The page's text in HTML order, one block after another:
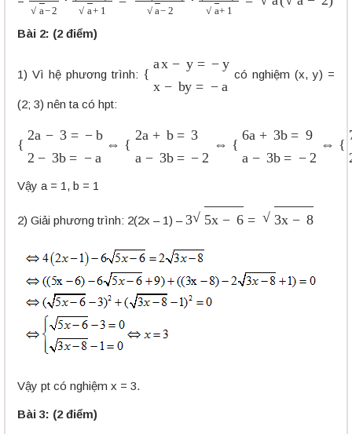
Bài 2: (2 điểm)
1) Vì hệ phương trình: {ax− y=− yx −by −
có nghiệm (x, y) =
(2; 3) nên ta có hpt:
{ 2a− 3 =− b 2− 3b a ⇔ {2 a+b =3 =−2 ⇔ {6a+ 3b a−
Vậy a = 1, b = 1
2) Giải phương trình: 2(2x – 1) – 35 x−6=3x 8
Vậy pt có nghiệm x = 3.
Bài 3: (2 điểm)